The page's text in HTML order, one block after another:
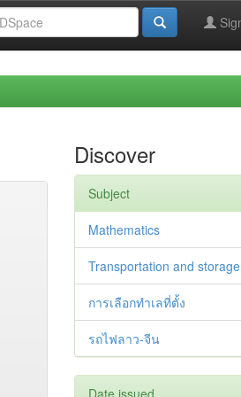
Discover
Subject
Mathematics
Transportation and storage
การเลือกทำเลที่ตั้ง
รถไฟลาว-จีน
Date issued